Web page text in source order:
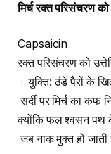
मिर्च रक्त परिसंचरण को
Capsaicin
रक्त परिसंचरण को
। युक्ति: ठंडे पैरों के
सर्दी पर मिर्च का कफ
क्योंकि फल श्वसन पथ के
जब नाक मुक्त हो जाती